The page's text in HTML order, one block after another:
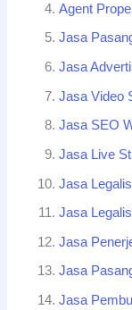
Agent
Jasa
Jasa
Jasa Video
Jasa SEO
Jasa Live
Jasa
Jasa
Jasa
Jasa
Jasa